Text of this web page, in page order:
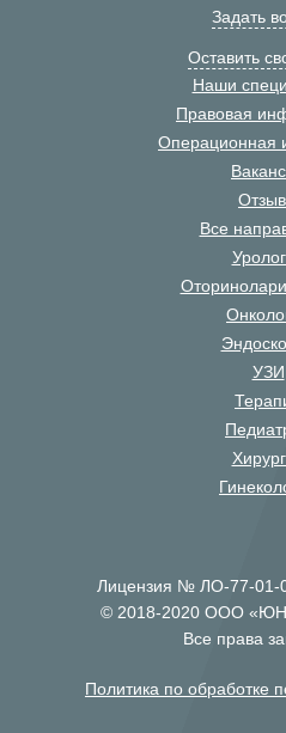
Задать
Оставить
Наши
Правовая
Операционная
Все
УЗИ
Лицензия № ЛО-77-01-
© 2018-2020 ООО
Все права
Политика по обработке